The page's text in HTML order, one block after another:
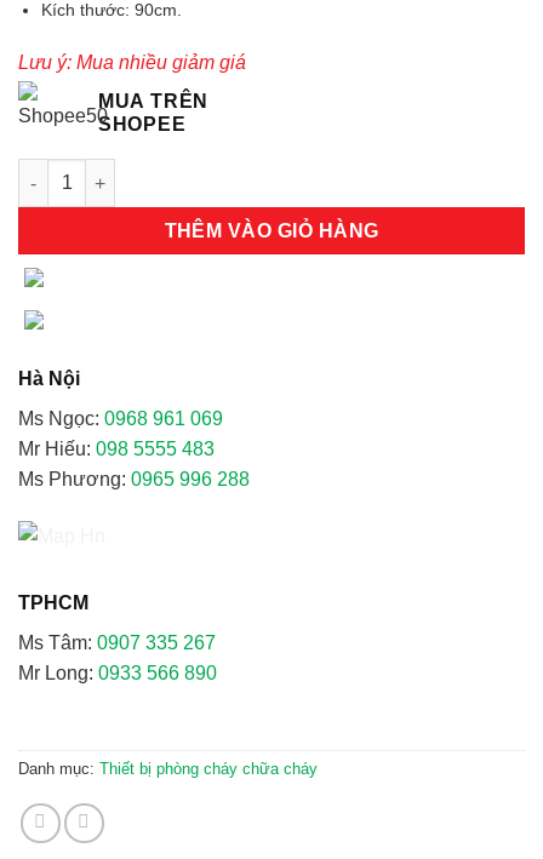
Kích thước: 90cm.
Lưu ý: Mua nhiều giảm giá
MUA TRÊN
SHOPEE
Rìu chữa cháy to số lượng
THÊM VÀO GIỎ HÀNG
Hà Nội
Ms Ngọc: 0968 961 069
Mr Hiếu: 098 5555 483
Ms Phương: 0965 996 288
TPHCM
Ms Tâm: 0907 335 267
Mr Long: 0933 566 890
Danh mục: Thiết bị phòng cháy chữa cháy